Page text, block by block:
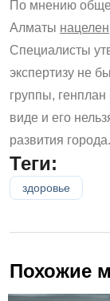
По мнению
Алматы нацелен
Специалисты
экспертизу не
группы,
виде и его
развития города.
Теги:
здоровье
Похожие